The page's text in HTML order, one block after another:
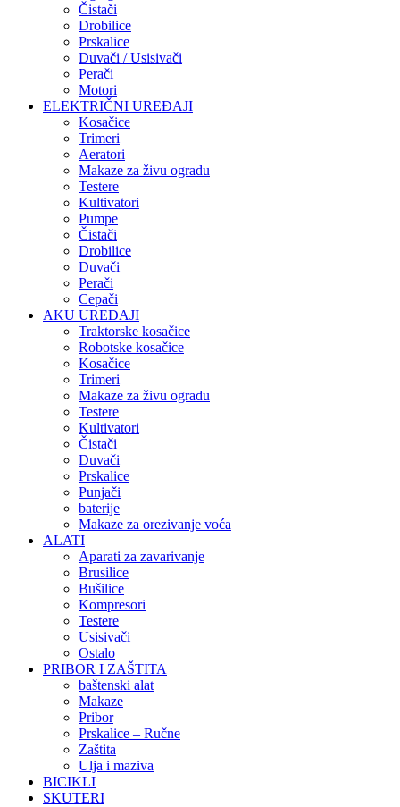
Čistači
Drobilice
Prskalice
Duvači / Usisivači
Perači
Motori
ELEKTRIČNI UREĐAJI
Kosačice
Trimeri
Aeratori
Makaze za živu ogradu
Testere
Kultivatori
Pumpe
Čistači
Drobilice
Duvači
Perači
Cepači
AKU UREĐAJI
Traktorske kosačice
Robotske kosačice
Kosačice
Trimeri
Makaze za živu ogradu
Testere
Kultivatori
Čistači
Duvači
Prskalice
Punjači
baterije
Makaze za orezivanje voća
ALATI
Aparati za zavarivanje
Brusilice
Bušilice
Kompresori
Testere
Usisivači
Ostalo
PRIBOR I ZAŠTITA
baštenski alat
Makaze
Pribor
Prskalice – Ručne
Zaštita
Ulja i maziva
BICIKLI
SKUTERI